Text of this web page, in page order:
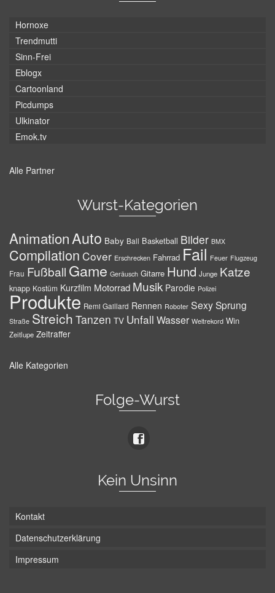
Hornoxe
Trendmutti
Sinn-Frei
Eblogx
Cartoonland
Picdumps
Ulkinator
Emok.tv
Alle Partner
Wurst-Kategorien
AnimationAuto Baby Ball Basketball Bilder BMX
Compilation Cover Erschrecken Fahrrad Fail Feuer Flugzeug
Frau Fußball Game Geräusch Gitarre Hund Junge Katze
knapp Kostüm Kurzfilm Motorrad Musik Parodie Polizei
Produkte Remi Gaillard Rennen Roboter SexySprung
Straße Streich Tanzen TV Unfall Wasser Weltrekord Win
Zeitlupe Zeitraffer
Alle Kategorien
Folge-Wurst
Kein Unsinn
Kontakt
Datenschutzerklärung
Impressum